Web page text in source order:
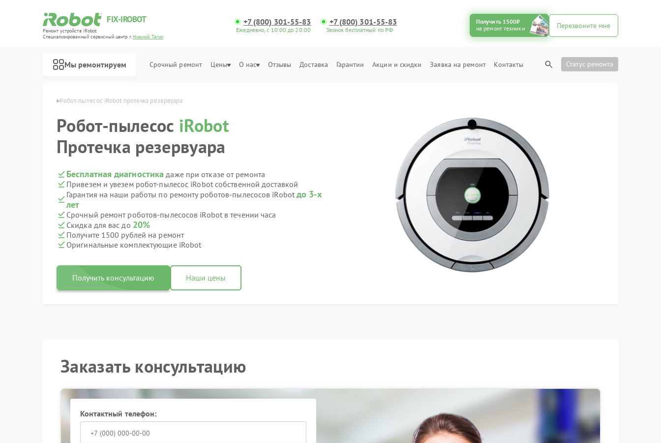
FIX-IROBOT
Ремонт устройств iRobot
Специализированный cервисный центр г.Нижний Тагил
+7 (800) 301-55-83
Ежедневно, с 10:00 до 20:00
+7 (800) 301-55-83
Звонок бесплатный по РФ
Получить 1500₽
на ремонт техники
Перезвоните мне
Мы ремонтируем Срочный ремонт Цены О нас Отзывы Доставка Гарантии Акции и скидки Заявка на ремонт Контакты Статус ремонта
в Нижнем Тагиле Робот-пылесос iRobot протечка резервуара
Робот-пылесос iRobot
Протечка резервуара
Бесплатная диагностика даже при отказе от ремонта
Привезем и увезем робот-пылесос iRobot собственной доставкой
Гарантия на наши работы по ремонту роботов-пылесосов iRobot до 3-х
лет
Срочный ремонт роботов-пылесосов iRobot в течении часа
Скидка для вас до 20%
Получите 1500 рублей на ремонт
Оригинальные комплектующие iRobot
Получить консультацию Наши цены
Заказать консультацию
Контактный телефон: